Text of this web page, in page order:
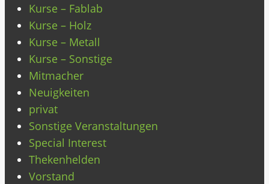
Kurse – Fablab
Kurse – Holz
Kurse – Metall
Kurse – Sonstige
Mitmacher
Neuigkeiten
privat
Sonstige Veranstaltungen
Special Interest
Thekenhelden
Vorstand